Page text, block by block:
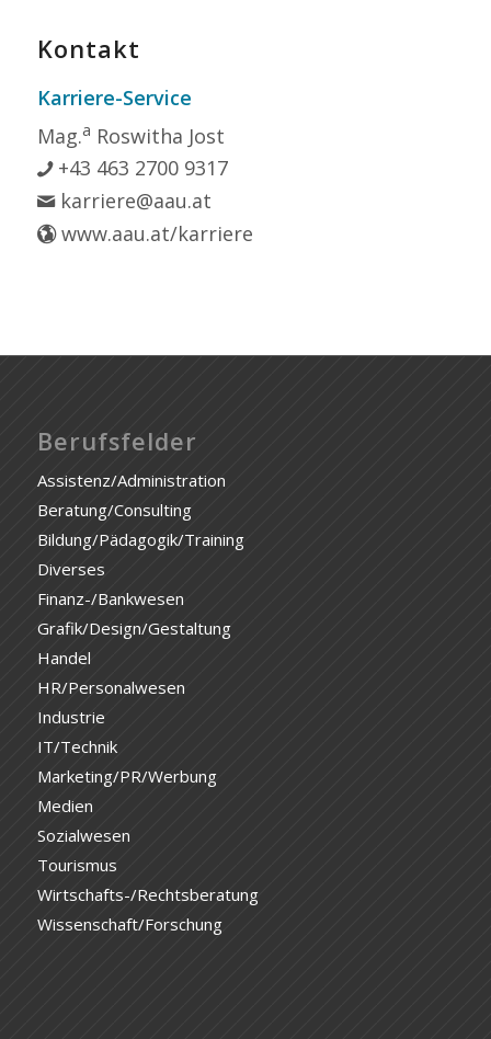
Kontakt
Karriere-Service
Mag.a Roswitha Jost
+43 463 2700 9317
karriere@aau.at
www.aau.at/karriere
Berufsfelder
Assistenz/Administration
Beratung/Consulting
Bildung/Pädagogik/Training
Diverses
Finanz-/Bankwesen
Grafik/Design/Gestaltung
Handel
HR/Personalwesen
Industrie
IT/Technik
Marketing/PR/Werbung
Medien
Sozialwesen
Tourismus
Wirtschafts-/Rechtsberatung
Wissenschaft/Forschung